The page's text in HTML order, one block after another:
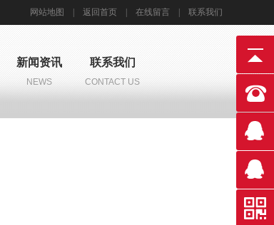
网站地图 返回首页 在线留言 联系我们
新闻资讯
NEWS
联系我们
CONTACT US